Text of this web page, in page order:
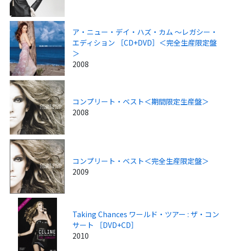
ア・ニュー・デイ・ハズ・カム ～レガシー・
エディション ［CD+DVD］＜完全生産限定盤
＞
2008
コンプリート・ベスト＜期間限定生産盤＞
2008
コンプリート・ベスト＜完全生産限定盤＞
2009
Taking Chances ワールド・ツアー : ザ・コン
サート ［DVD+CD］
2010